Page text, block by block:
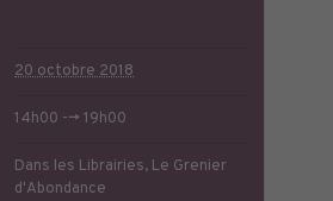
20 octobre 2018
14h00 --> 19h00
Dans les Librairies, Le Grenier
d'Abondance